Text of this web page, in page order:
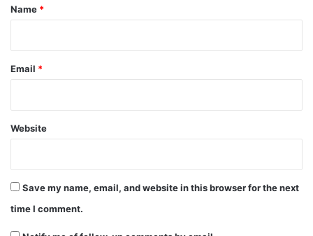
*
Name *
Email *
Website
Save my name, email, and website in this browser for the next
time I comment.